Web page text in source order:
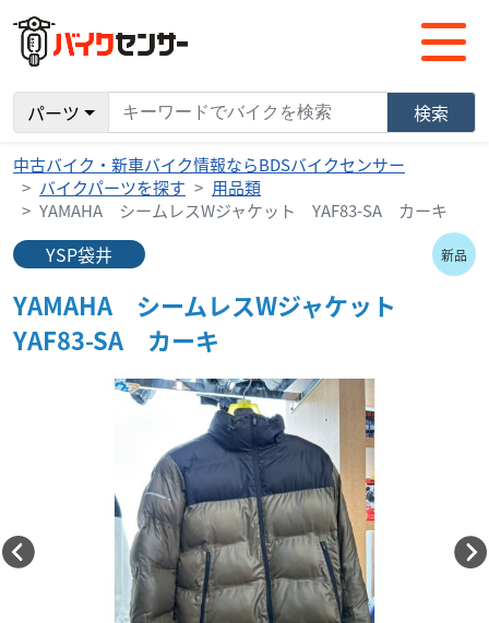
パーツ 検索
中古バイク・新車バイク情報ならBDSバイクセンサー
バイクパーツを探す
用品類
YAMAHA シームレスWジャケット YAF83-SA カーキ
YSP袋井
YAMAHA シームレスWジャケット
YAF83-SA カーキ
新品